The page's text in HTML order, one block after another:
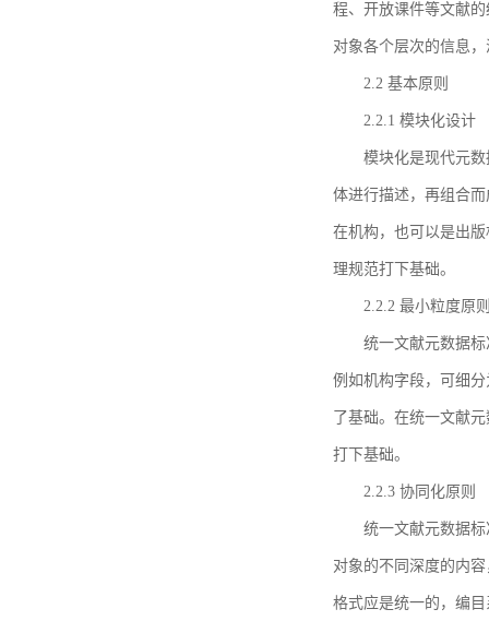
程、开放课件等文献
对象各个层次的信息
2.2 基本原则
2.2.1 模块化设计
模块化是现代元
体进行描述，再组合
在机构，也可以是出
理规范打下基础。
2.2.2 最小粒度原
统一文献元数据
例如机构字段，可细
了基础。在统一文献
打下基础。
2.2.3 协同化原则
统一文献元数据
对象的不同深度的内
格式应是统一的，编